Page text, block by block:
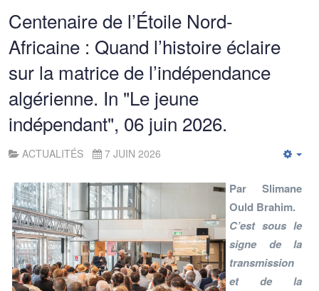
Centenaire de l’Étoile Nord-
Africaine : Quand l’histoire éclaire
sur la matrice de l’indépendance
algérienne. In "Le jeune
indépendant", 06 juin 2026.
ACTUALITÉS
7 JUIN 2026
Par Slimane
Ould Brahim.
C’est sous le
signe de la
transmission
et de la